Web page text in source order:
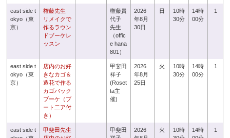
east side t
okyo（東
京）
権藤先生
リメイクで
作るラウン
ドブーケレ
ッスン
権藤貴
代子
先生
（offic
e hana
801）
2026
年8月
30日
日
10時
30分
14時
00分
1
east side t
okyo（東
京）
店内のお好
きなカゴ＆
造花で作る
カゴバック
ブーケ（ブ
ート二ア付
き）
甲斐田
祥子
(Roset
ta主
催)
2026
年8月
25日
火
10時
30分
14時
00分
1
east side t
甲斐田先生
甲斐田
2026
火
10時
14時
1